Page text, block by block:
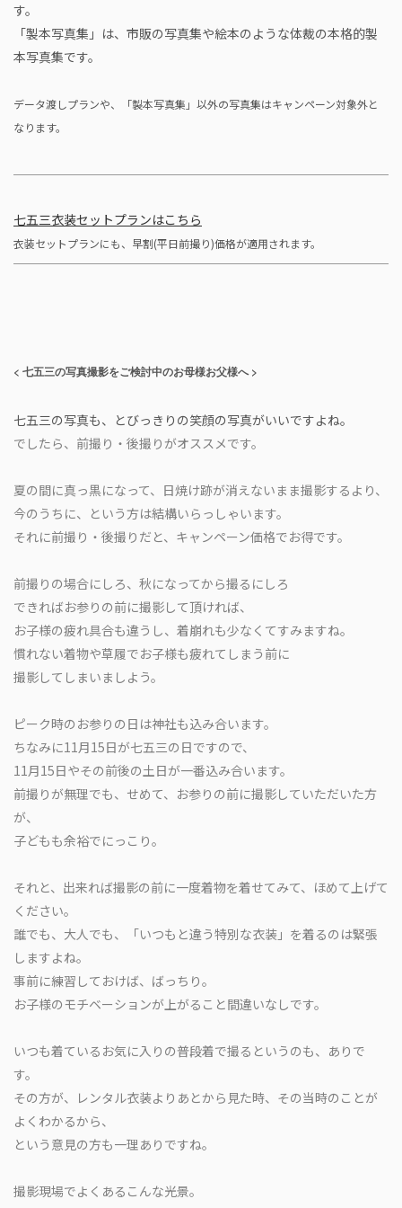
す。
「製本写真集」は、市販の写真集や絵本のような体裁の本格的製
本写真集です。
データ渡しプランや、「製本写真集」以外の写真集はキャンペーン対象外と
なります。
七五三衣装セットプランはこちら
衣装セットプランにも、早割(平日前撮り)価格が適用されます。
< 七五三の写真撮影をご検討中のお母様お父様へ >
七五三の写真も、とびっきりの笑顔の写真がいいですよね。
でしたら、前撮り・後撮りがオススメです。
夏の間に真っ黒になって、日焼け跡が消えないまま撮影するより、
今のうちに、という方は結構いらっしゃいます。
それに前撮り ・後撮り だと、キャンペーン価格でお得です。
前撮りの場合にしろ、秋になってから撮るにしろ
できればお参りの前に撮影して頂ければ、
お子様の疲れ具合も違うし、着崩れも少なくてすみますね。
慣れない着物や草履でお子様も疲れてしまう前に
撮影してしまいましよう。
ピーク時のお参りの日は神社も込み合います。
ちなみに11月15日が七五三の日ですので、
11月15日やその前後の土日が一番込み合います。
前撮りが無理でも、せめて、お参りの前に撮影していただいた方
が、
子どもも余裕でにっこり。
それと、出来れば撮影の前に一度着物を着せてみて、ほめて上げて
ください。
誰でも、大人でも、「いつもと違う特別な衣装」を着るのは緊張
しますよね。
事前に練習しておけば、ばっちり。
お子様のモチベーションが上がること間違いなしです。
いつも着ているお気に入りの普段着で撮るというのも、ありで
す。
その方が、レンタル衣装よりあとから見た時、その当時のことが
よくわかるから、
という意見の方も一理ありですね。
撮影現場でよくあるこんな光景。